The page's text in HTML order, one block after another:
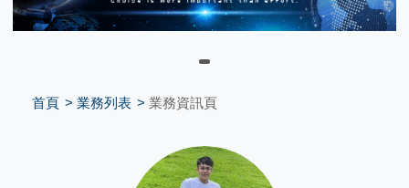
首頁 業務列表 業務資訊頁